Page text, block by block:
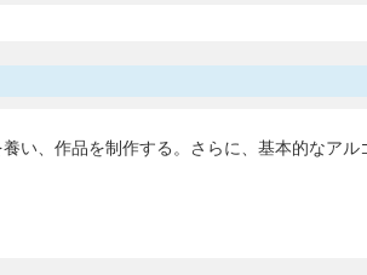
い、作品を制作する。さらに、基本的なア